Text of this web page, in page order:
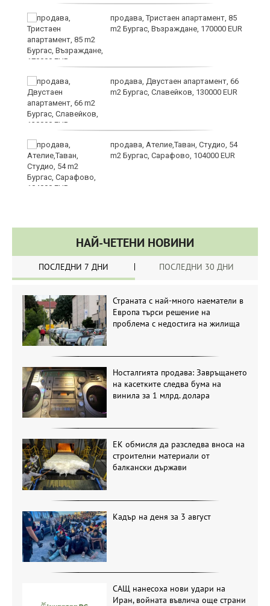
продава, Тристаен апартамент, 85
m2 Бургас, Възраждане, 170000 EUR
продава, Двустаен апартамент, 66
m2 Бургас, Славейков, 130000 EUR
продава, Ателие,Таван, Студио, 54
m2 Бургас, Сарафово, 104000 EUR
НАЙ-ЧЕТЕНИ НОВИНИ
ПОСЛЕДНИ 7 ДНИ ПОСЛЕДНИ 30 ДНИ
Страната с най-много наематели в
Европа търси решение на
проблема с недостига на жилища
Носталгията продава: Завръщането
на касетките следва бума на
винила за 1 млрд. долара
ЕК обмисля да разследва вноса на
строителни материали от
балкански държави
Кадър на деня за 3 август
САЩ нанесоха нови удари на
Иран, войната въвлича още страни